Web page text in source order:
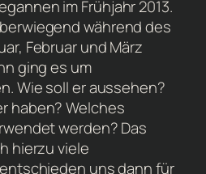
im Frühjahr 2013.
während des
Februar und März
ging es um
Wie soll er aussehen?
haben? Welches
werden? Das
hierzu viele
uns dann für